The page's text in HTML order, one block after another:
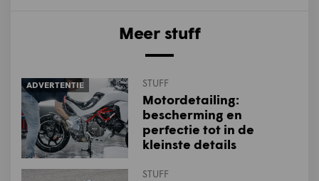
Meer stuff
ADVERTENTIE STUFF
Motordetailing:
bescherming en
perfectie tot in de
kleinste details
STUFF